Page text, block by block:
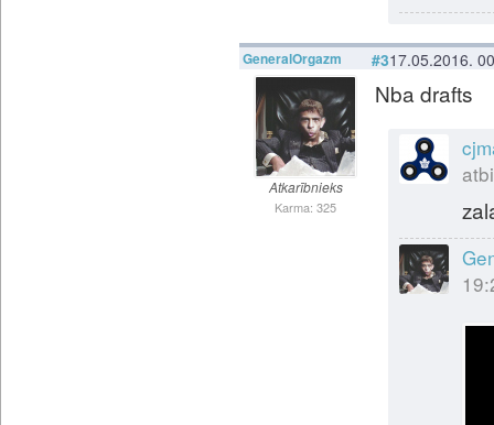
GeneralOrgazm
Atkarībnieks
Karma: 325
#317.05.2016.
Nba drafts